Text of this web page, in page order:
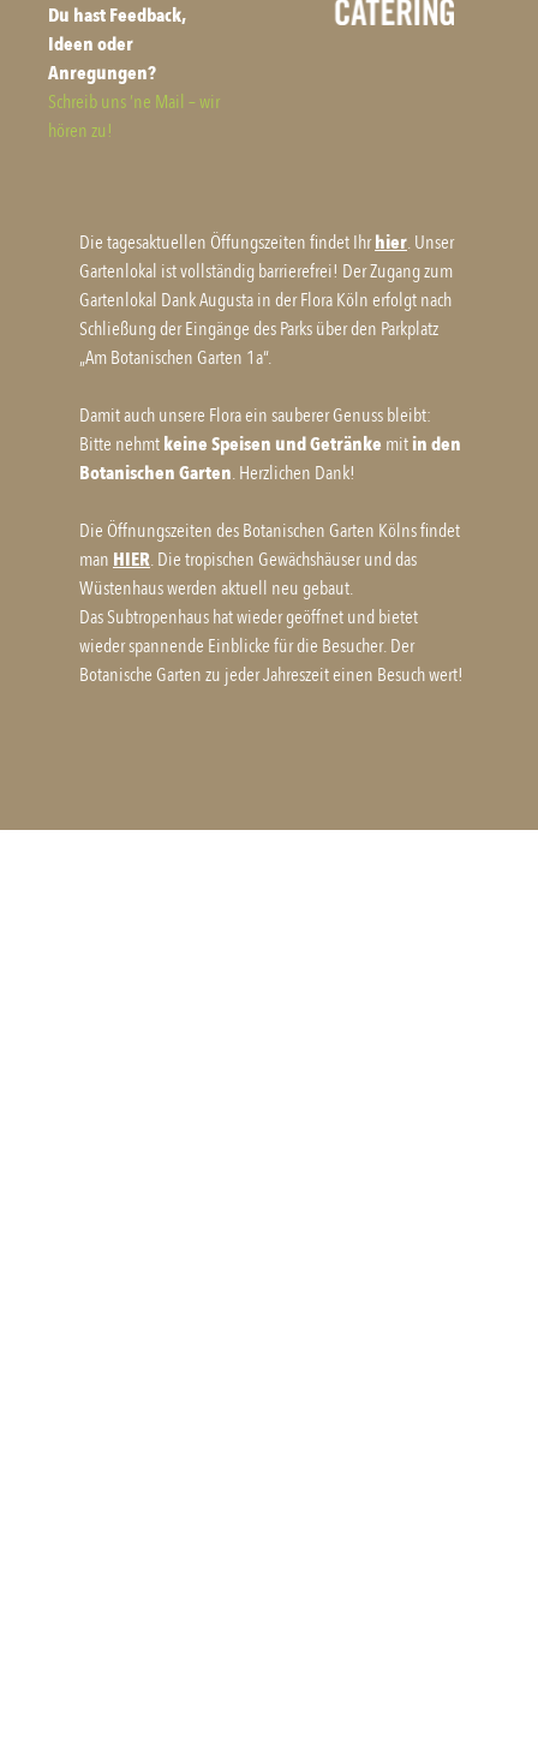
Du hast Feedback,
Ideen oder
Anregungen?
Schreib uns ’ne Mail – wir
hören zu!
Die tagesaktuellen Öffungszeiten findet Ihrhier. Unser
Gartenlokal ist vollständig barrierefrei! Der Zugang zum
Gartenlokal Dank Augusta in der Flora Köln erfolgt nach
Schließung der Eingänge des Parks über den Parkplatz
„Am Botanischen Garten 1a“.
Damit auch unsere Flora ein sauberer Genuss bleibt:
Bitte nehmtkeine Speisen und Getränke mitin den
Botanischen Garten. Herzlichen Dank!
Die Öffnungszeiten des Botanischen Garten Kölns findet
man HIER. Die tropischen Gewächshäuser und das
Wüstenhaus werden aktuell neu gebaut.
Das Subtropenhaus hat wieder geöffnet und bietet
wieder spannende Einblicke für die Besucher. Der
Botanische Garten zu jeder Jahreszeit einen Besuch wert!